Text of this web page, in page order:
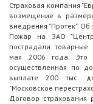
Страховая компания
возмещение в
внедрения "Протек".
Пожар на ЗАО "Центр
пострадали
мая 2006 года. Это
осуществленная по
выплате 200 тыс.
"Московское
Договор страхования